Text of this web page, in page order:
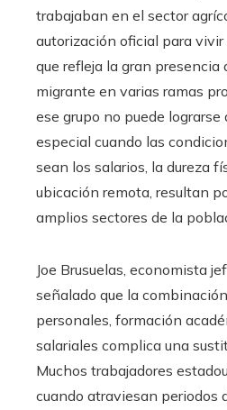
trabajaban en el sector
autorización oficial para
que refleja la gran presencia
migrante en varias ramas
ese grupo no puede
especial cuando las
sean los salarios, la dureza
ubicación remota, resultan
amplios sectores de la
Joe Brusuelas, economista
señalado que la
personales, formación
salariales complica una
Muchos trabajadores
cuando atraviesan periodos